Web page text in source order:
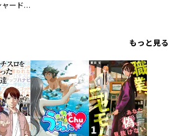
探偵犬シャードック（新装版）
もっと見る